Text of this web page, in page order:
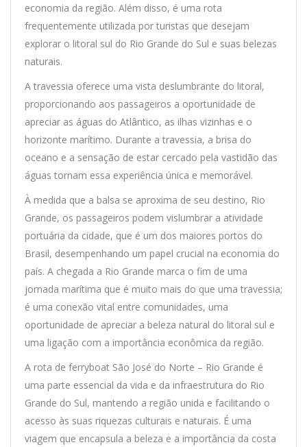
economia da região. Além disso, é uma rota
frequentemente utilizada por turistas que desejam
explorar o litoral sul do Rio Grande do Sul e suas belezas
naturais.
A travessia oferece uma vista deslumbrante do litoral,
proporcionando aos passageiros a oportunidade de
apreciar as águas do Atlântico, as ilhas vizinhas e o
horizonte marítimo. Durante a travessia, a brisa do
oceano e a sensação de estar cercado pela vastidão das
águas tornam essa experiência única e memorável.
À medida que a balsa se aproxima de seu destino, Rio
Grande, os passageiros podem vislumbrar a atividade
portuária da cidade, que é um dos maiores portos do
Brasil, desempenhando um papel crucial na economia do
país. A chegada a Rio Grande marca o fim de uma
jornada marítima que é muito mais do que uma travessia;
é uma conexão vital entre comunidades, uma
oportunidade de apreciar a beleza natural do litoral sul e
uma ligação com a importância econômica da região.
A rota de ferryboat São José do Norte – Rio Grande é
uma parte essencial da vida e da infraestrutura do Rio
Grande do Sul, mantendo a região unida e facilitando o
acesso às suas riquezas culturais e naturais. É uma
viagem que encapsula a beleza e a importância da costa